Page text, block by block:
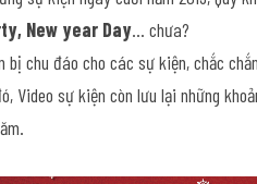
New year Day… chưa?
bị chu đáo cho các sự kiện, chắc
Video sự kiện còn lưu lại những